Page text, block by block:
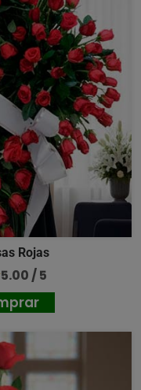
Rojas
5.00 / 5